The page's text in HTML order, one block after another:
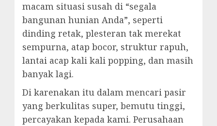
macam situasi susah di “segala
bangunan hunian Anda”, seperti
dinding retak, plesteran tak merekat
sempurna, atap bocor, struktur rapuh,
lantai acap kali kali popping, dan masih
banyak lagi.
Di karenakan itu dalam mencari pasir
yang berkulitas super, bemutu tinggi,
percayakan kepada kami. Perusahaan